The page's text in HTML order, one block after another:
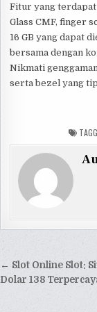
Fitur yang terdapat
Glass CMF, finger
16 GB yang dapat
bersama dengan
Nikmati
serta bezel yang
Navigasi
pos
← Slot Online Slot:
Dolar 138